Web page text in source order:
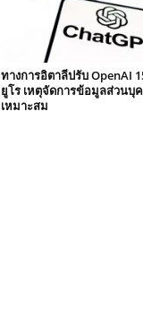
ทางการอิตาลีปรับ OpenAI
ยูโร เหตุจัดการข้อมูลส่วนบุ
เหมาะสม